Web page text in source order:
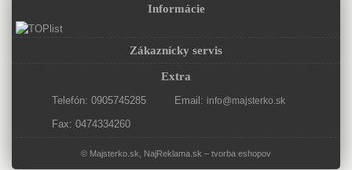
Informácie
Zákaznícky servis
Extra
Telefón: 0905745285 Email: info@majsterko.sk
Fax: 0474334260
© Majsterko.sk, NajReklama.sk – tvorba eshopov